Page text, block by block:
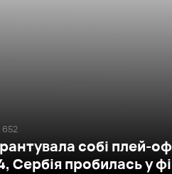
собі плей-
Сербія пробилась у
652